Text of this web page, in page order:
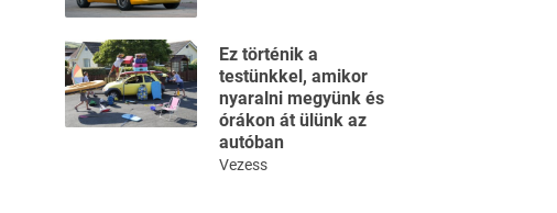
Ez történik a
testünkkel, amikor
nyaralni megyünk és
órákon át ülünk az
autóban
Vezess